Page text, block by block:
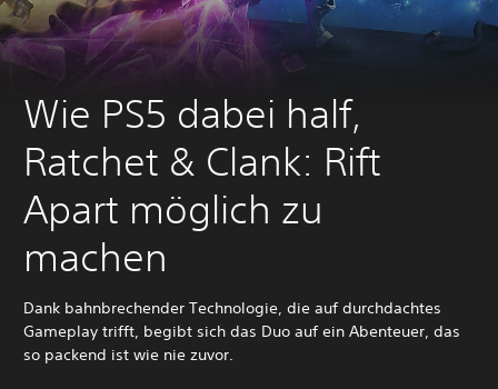
Wie PS5 dabei half,
Ratchet & Clank: Rift
Apart möglich zu
machen
Dank bahnbrechender Technologie, die auf durchdachtes
Gameplay trifft, begibt sich das Duo auf ein Abenteuer, das
so packend ist wie nie zuvor.